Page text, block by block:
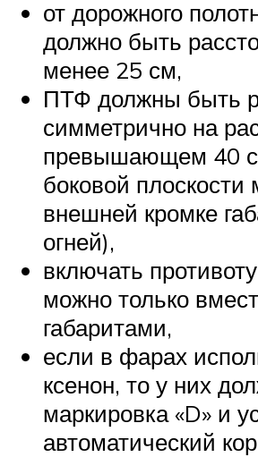
от дорожного
должно быть
менее 25 см,
ПТФ должны быть
симметрично на
превышающем 40
боковой
внешней кромке
огней),
включать
можно только
габаритами,
если в фарах
ксенон, то у них
маркировка «D» и
автоматический